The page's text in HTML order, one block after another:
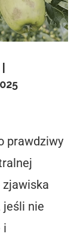
prawdziwy
zjawiska
jeśli nie
i